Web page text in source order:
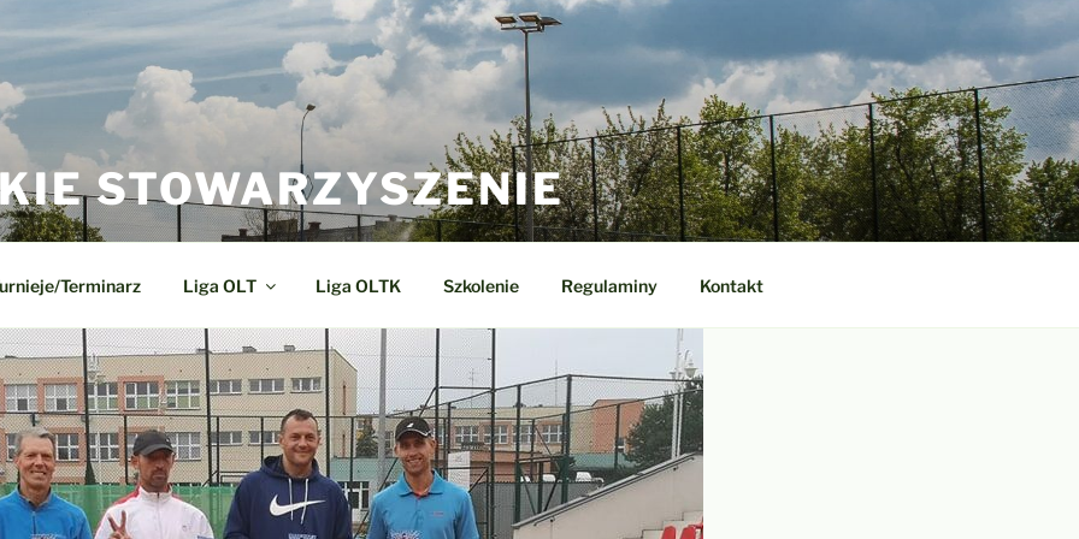
STOWARZYSZENIE
Terminarz Liga OLT Liga OLTK Szkolenie Regulaminy Kontakt